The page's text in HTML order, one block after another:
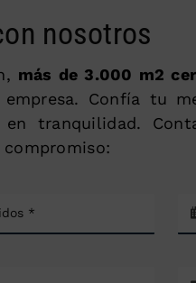
nosotros
más de 3.000 m2
Confía tu
en tranquilidad.